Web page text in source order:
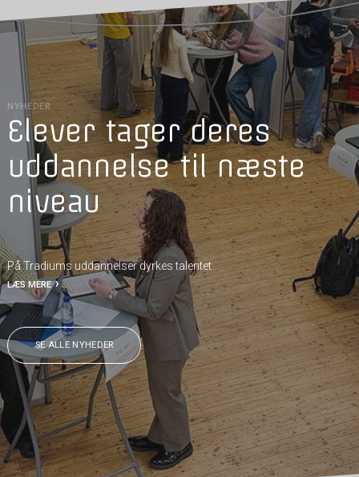
NYHEDER
Elever tager deres
uddannelse til næste
niveau
På Tradiums uddannelser dyrkes talentet
LÆS MERE
SE ALLE NYHEDER